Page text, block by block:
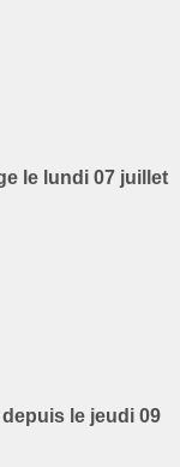
le lundi 07 juillet
le jeudi 09